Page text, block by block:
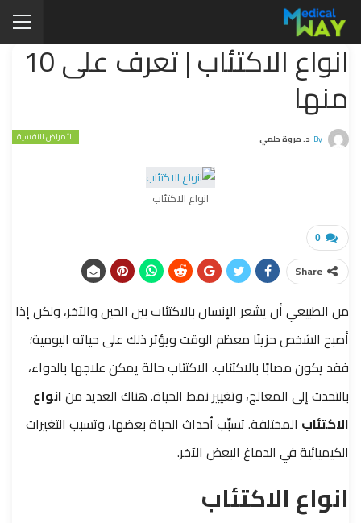
انواع الاكتئاب | تعرف على 10
منها
الأمراض النفسية By د. مروة حلمي
انواع الاكتئاب
0
Share
من الطبيعي أن يشعر الإنسان بالاكتئاب بين الحين والآخر، ولكن إذا
أصبح الشخص حزينًا معظم الوقت ويؤثر ذلك على حياته اليومية؛
فقد يكون مصابًا بالاكتئاب. الاكتئاب حالة يمكن علاجها بالدواء،
بالتحدث إلى المعالج، وتغيير نمط الحياة.هناك العديد منانواع
الاكتئاب المختلفة. تسبِّب أحداث الحياة بعضها، وتسبب التغيرات
الكيميائية في الدماغ البعض الآخر.
انواع الاكتئاب